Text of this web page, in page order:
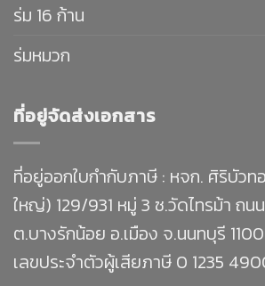
ร่ม 16 ก้าน
ร่มหมวก
ที่อยู่จัดส่งเอกสาร
ที่อยู่ออกใบกำกับภาษี : หจก. ศิริบัวท
ใหญ่) 129/931 หมู่ 3 ซ.วัดไทรม้า ถน
ต.บางรักน้อย อ.เมือง จ.นนทบุรี
เลขประจำตัวผู้เสียภาษี 0 1235